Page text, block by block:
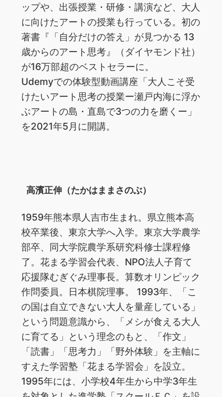
ップや、出張授業・研修・講演など、大人
に向けたアートの授業も行っている。初の
著書『「自分だけの答え」が見つかる 13
歳からのアート思考』（ダイヤモンド社）
が16万部超のベストセラーに。
Udemyでの体験型動画講座「大人こそ受
けたいアート思考の授業ー瀬戸内海に浮か
ぶアートの島・直島で3つの力を磨くー」
を2021年5月に開講。
高濱正伸（たかはままさのぶ）
1959年熊本県人吉市生まれ。県立熊本高
校卒業後、東京大学へ入学。東京大学農学
部卒、同大学院農学系研究科修士課程修
了。花まる学習会代表、NPO法人子育て
応援隊むぎぐみ理事長。算数オリンピック
作問委員。日本棋院理事。 1993年、「こ
の国は自立できない大人を量産している」
という問題意識から、「メシが食える大人
に育てる」という理念のもと、「作文」
「読書」「思考力」「野外体験」を主軸に
すえた学習塾「花まる学習会」を設立。
1995年には、小学校4年生から中学3年生